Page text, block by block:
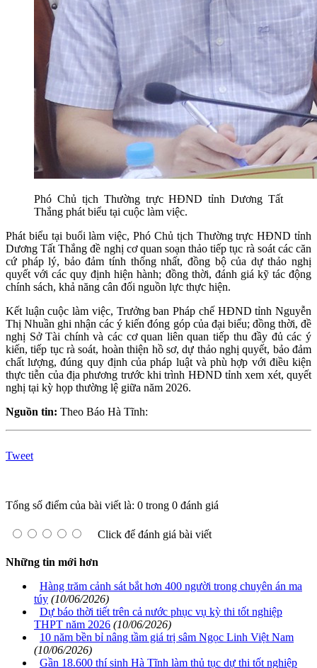
Phó Chủ tịch Thường trực HĐND tỉnh Dương Tất
Thắng phát biểu tại cuộc làm việc.
Phát biểu tại buổi làm việc, Phó Chủ tịch Thường trực HĐND tỉnh
Dương Tất Thắng đề nghị cơ quan soạn thảo tiếp tục rà soát các căn
cứ pháp lý, bảo đảm tính thống nhất, đồng bộ của dự thảo nghị
quyết với các quy định hiện hành; đồng thời, đánh giá kỹ tác động
chính sách, khả năng cân đối nguồn lực thực hiện.
Kết luận cuộc làm việc, Trưởng ban Pháp chế HĐND tỉnh Nguyễn
Thị Nhuần ghi nhận các ý kiến đóng góp của đại biểu; đồng thời, đề
nghị Sở Tài chính và các cơ quan liên quan tiếp thu đầy đủ các ý
kiến, tiếp tục rà soát, hoàn thiện hồ sơ, dự thảo nghị quyết, bảo đảm
chất lượng, đúng quy định của pháp luật và phù hợp với điều kiện
thực tiễn của địa phương trước khi trình HĐND tỉnh xem xét, quyết
nghị tại kỳ họp thường lệ giữa năm 2026.
Nguồn tin: Theo Báo Hà Tĩnh:
Tweet
Tổng số điểm của bài viết là: 0 trong 0 đánh giá
Click để đánh giá bài viết
Những tin mới hơn
Hàng trăm cảnh sát bắt hơn 400 người trong chuyên án ma
túy (10/06/2026)
Dự báo thời tiết trên cả nước phục vụ kỳ thi tốt nghiệp
THPT năm 2026 (10/06/2026)
10 năm bền bỉ nâng tầm giá trị sâm Ngọc Linh Việt Nam
(10/06/2026)
Gần 18.600 thí sinh Hà Tĩnh làm thủ tục dự thi tốt nghiệp